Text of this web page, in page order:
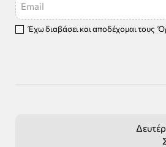
Έχω διαβάσει και αποδέχομαι τους